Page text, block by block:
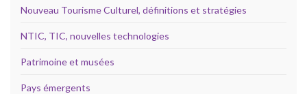
Nouveau Tourisme Culturel, définitions et stratégies
NTIC, TIC, nouvelles technologies
Patrimoine et musées
Pays émergents